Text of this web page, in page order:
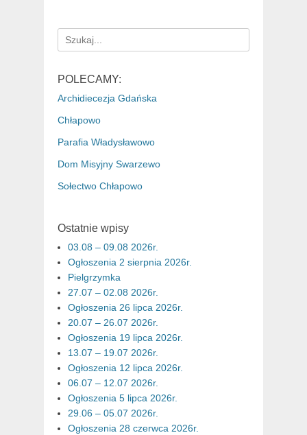
Search
for:
POLECAMY:
Archidiecezja Gdańska
Chłapowo
Parafia Władysławowo
Dom Misyjny Swarzewo
Sołectwo Chłapowo
Ostatnie wpisy
03.08 – 09.08 2026r.
Ogłoszenia 2 sierpnia 2026r.
Pielgrzymka
27.07 – 02.08 2026r.
Ogłoszenia 26 lipca 2026r.
20.07 – 26.07 2026r.
Ogłoszenia 19 lipca 2026r.
13.07 – 19.07 2026r.
Ogłoszenia 12 lipca 2026r.
06.07 – 12.07 2026r.
Ogłoszenia 5 lipca 2026r.
29.06 – 05.07 2026r.
Ogłoszenia 28 czerwca 2026r.